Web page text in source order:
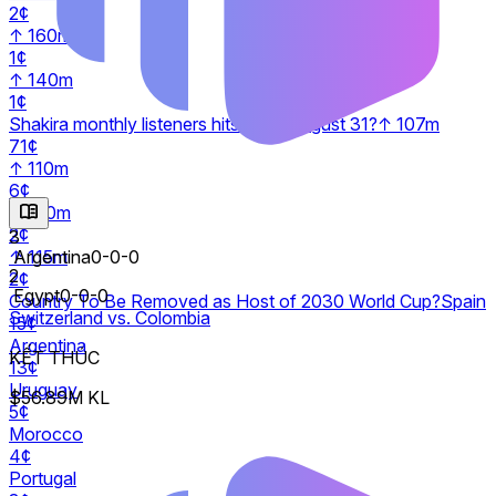
3
Argentina0-0-0
2
Egypt0-0-0
Switzerland vs. Colombia
KẾT THÚC
$56.89M KL
2¢
↑ 160m
1¢
↑ 140m
1¢
Shakira monthly listeners hits __ by August 31?↑ 107m
71¢
↑ 110m
6¢
↑ 120m
2¢
↑ 115m
2¢
Country To Be Removed as Host of 2030 World Cup?Spain
15¢
Argentina
13¢
Uruguay
5¢
Morocco
4¢
Portugal